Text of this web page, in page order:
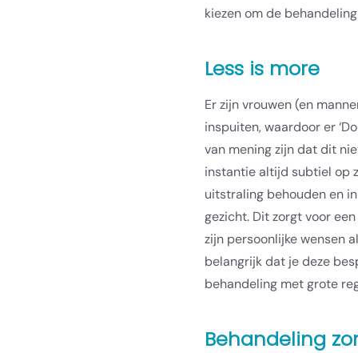
kiezen om de
Less is more
Er zijn vrouwen (en
inspuiten, waardoor er
van mening zijn dat dit
instantie altijd subtiel op
uitstraling behouden en
gezicht. Dit zorgt voor
zijn persoonlijke wensen
belangrijk dat je deze
behandeling met grote
Behandeling